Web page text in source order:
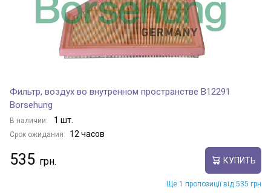
Фильтр, воздух во внутренном пространстве B12291
Borsehung
В наличии: 1 шт.
Срок ожидания: 12 часов
535 КУПИТЬ
Ще 1 пропозиції від 535 грн